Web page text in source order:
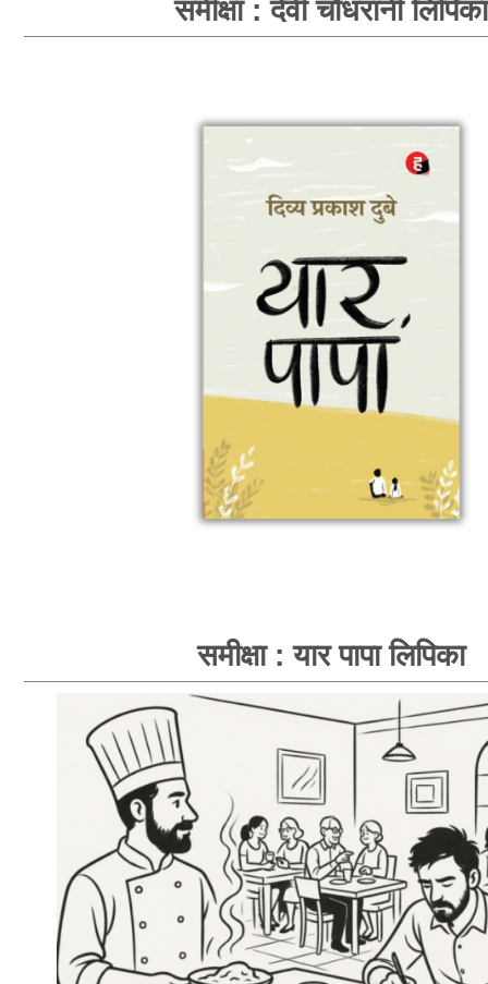
समीक्षा : देवी चौधरानी लिपिका
समीक्षा : यार पापा लिपिका